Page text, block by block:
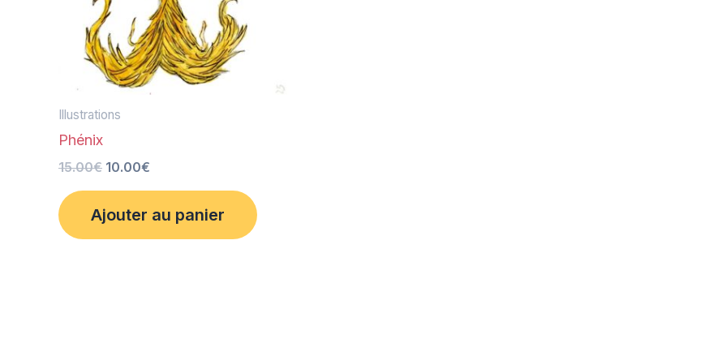
Illustrations
Phénix
15.00€ 10.00€
Ajouter au panier